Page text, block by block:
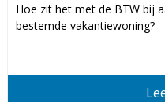
Hoe zit het met de BTW bij
bestemde vakantiewoning?